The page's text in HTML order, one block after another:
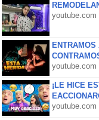
youtube.com
youtube.com
¡LE HICE
youtube.com